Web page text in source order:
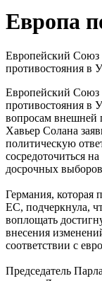
Европа
Европейский Союз
противостояния в
Европейский Союз
противостояния в
вопросам внешней
Хавьер Солана
политическую
сосредоточиться
досрочных
Германия, которая
ЕС, подчеркнула,
воплощать
внесения
соответствии с
Председатель